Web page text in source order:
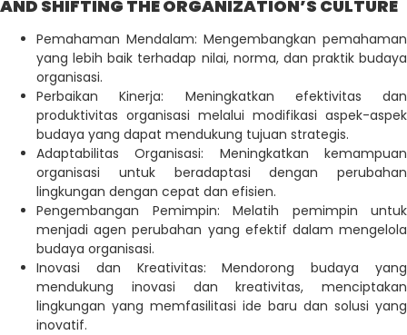
AND SHIFTING THE ORGANIZATION’S CULTURE
Pemahaman Mendalam: Mengembangkan pemahaman
yang lebih baik terhadap nilai, norma, dan praktik budaya
organisasi.
Perbaikan Kinerja: Meningkatkan efektivitas dan
produktivitas organisasi melalui modifikasi aspek-aspek
budaya yang dapat mendukung tujuan strategis.
Adaptabilitas Organisasi: Meningkatkan kemampuan
organisasi untuk beradaptasi dengan perubahan
lingkungan dengan cepat dan efisien.
Pengembangan Pemimpin: Melatih pemimpin untuk
menjadi agen perubahan yang efektif dalam mengelola
budaya organisasi.
Inovasi dan Kreativitas: Mendorong budaya yang
mendukung inovasi dan kreativitas, menciptakan
lingkungan yang memfasilitasi ide baru dan solusi yang
inovatif.